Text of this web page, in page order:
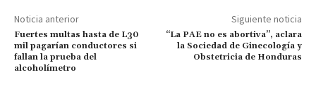
Noticia anterior
Fuertes multas hasta de L30
mil pagarían conductores si
fallan la prueba del
alcoholímetro
Siguiente noticia
“La PAE no es abortiva”, aclara
la Sociedad de Ginecología y
Obstetricia de Honduras